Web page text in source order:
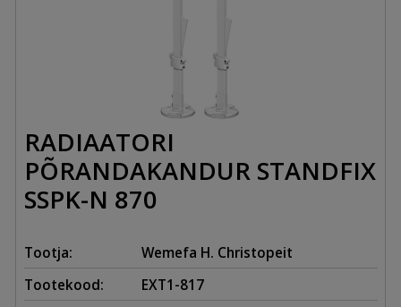
RADIAATORI
PÕRANDAKANDUR STANDFIX
SSPK-N 870
Tootja:
Wemefa H. Christopeit
Tootekood:
EXT1-817